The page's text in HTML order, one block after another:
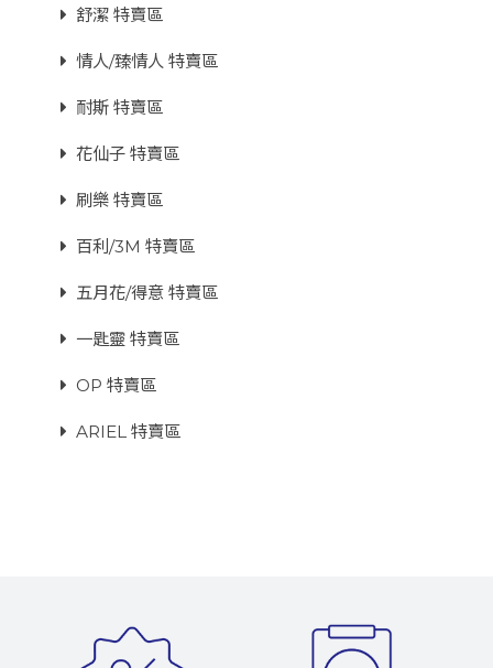
舒潔 特賣區
情人/臻情人 特賣區
耐斯 特賣區
花仙子 特賣區
刷樂 特賣區
百利/3M 特賣區
五月花/得意 特賣區
一匙靈 特賣區
OP 特賣區
ARIEL 特賣區